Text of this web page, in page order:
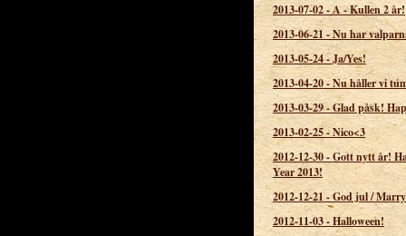
2013-07-02-A - Kullen 2 år!
2013-06-21-Nu har
2013-05-24-Ja/Yes!
2013-04-20-Nu håller vi
2013-03-29-Glad påsk!
2013-02-25-Nico<3
2012-12-30-Gott nytt år!
Year 2013!
2012-12-21-God jul /
2012-11-03-Halloween!